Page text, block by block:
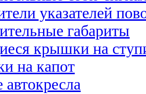
указателей
габариты
крышки на
на капот
автокресла